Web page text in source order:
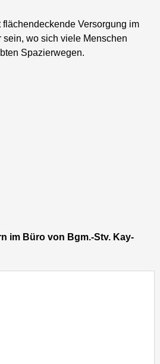
Versorgung im
sein, wo sich viele Menschen
Spazierwegen.
im Büro von Bgm.-Stv. Kay-